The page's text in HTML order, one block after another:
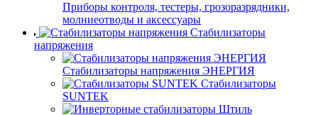
Приборы контроля, тестеры, грозоразрядники,
молниеотводы и аксессуары
Стабилизаторы
напряжения
Стабилизаторы напряжения ЭНЕРГИЯ
Стабилизаторы
SUNTEK